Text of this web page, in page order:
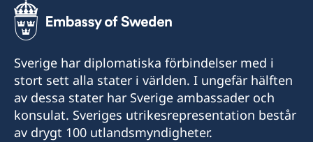
Sverige har diplomatiska förbindelser med i
stort sett alla stater i världen. I ungefär hälften
av dessa stater har Sverige ambassader och
konsulat. Sveriges utrikesrepresentation består
av drygt 100 utlandsmyndigheter.